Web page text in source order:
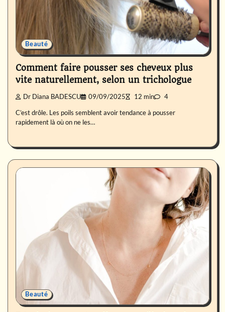
Beauté
Comment faire pousser ses cheveux plus
vite naturellement, selon un trichologue
Dr Diana BADESCU 09/09/2025 12 min 4
C’est drôle. Les poils semblent avoir tendance à pousser
rapidement là où on ne les…
Beauté